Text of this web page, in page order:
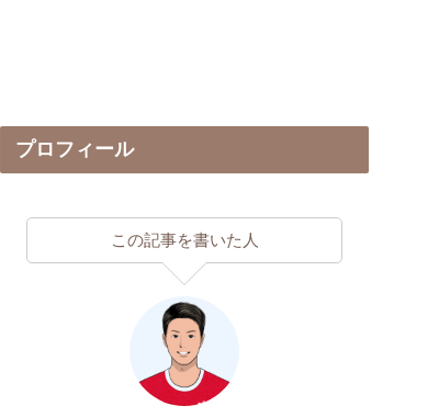
プロフィール
この記事を書いた人